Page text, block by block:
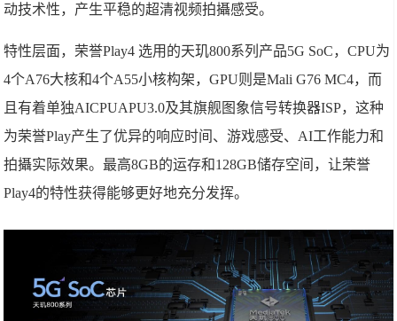
动技术性，产生平稳的超清视频拍攝感受。
特性层面，荣誉Play4 选用的天玑800系列产品5G SoC，CPU为
4个A76大核和4个A55小核构架，GPU则是Mali G76 MC4，而
且有着单独AICPUAPU3.0及其旗舰图象信号转换器ISP，这种
为荣誉Play产生了优异的响应时间、游戏感受、AI工作能力和
拍攝实际效果。最高8GB的运存和128GB储存空间，让荣誉
Play4的特性获得能够更好地充分发挥。